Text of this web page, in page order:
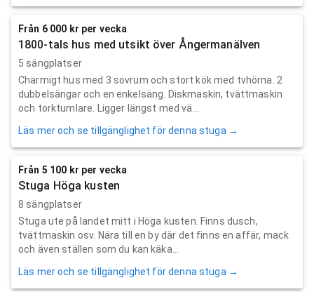
Från 6 000 kr per vecka
1800-tals hus med utsikt över Ångermanälven
5 sängplatser
Charmigt hus med 3 sovrum och stort kök med tvhörna. 2
dubbelsängar och en enkelsäng. Diskmaskin, tvättmaskin
och torktumlare. Ligger längst med vä...
Läs mer och se tillgänglighet för denna stuga →
Från 5 100 kr per vecka
Stuga Höga kusten
8 sängplatser
Stuga ute på landet mitt i Höga kusten. Finns dusch,
tvättmaskin osv. Nära till en by där det finns en affär, mack
och även ställen som du kan käka...
Läs mer och se tillgänglighet för denna stuga →